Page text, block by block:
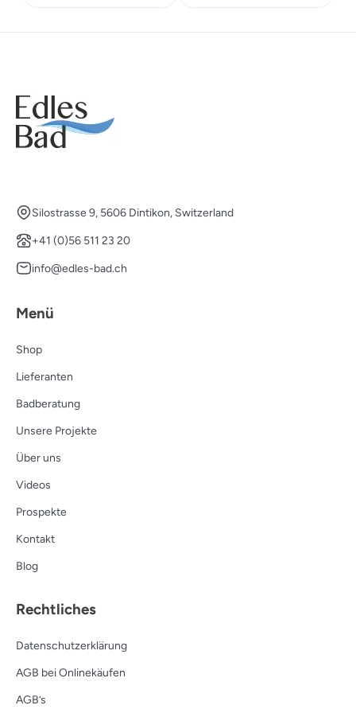
Silostrasse 9, 5606 Dintikon, Switzerland
+41 (0)56 511 23 20
info@edles-bad.ch
Menü
Shop
Lieferanten
Badberatung
Unsere Projekte
Über uns
Videos
Prospekte
Kontakt
Blog
Rechtliches
Datenschutzerklärung
AGB bei Onlinekäufen
AGB’s